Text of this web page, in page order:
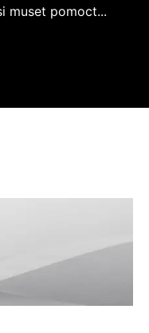
muset pomoct...